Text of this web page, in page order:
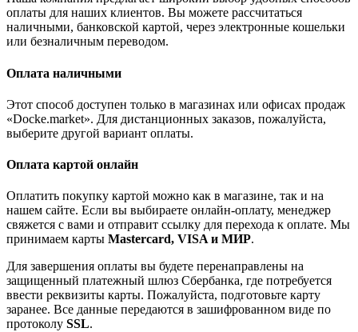
оплаты для наших клиентов. Вы можете рассчитаться
наличными, банковской картой, через электронные кошельки
или безналичным переводом.
Оплата наличными
Этот способ доступен только в магазинах или офисах продаж
«Docke.market». Для дистанционных заказов, пожалуйста,
выберите другой вариант оплаты.
Оплата картой онлайн
Оплатить покупку картой можно как в магазине, так и на
нашем сайте. Если вы выбираете онлайн-оплату, менеджер
свяжется с вами и отправит ссылку для перехода к оплате. Мы
принимаем карты Mastercard, VISA и МИР.
Для завершения оплаты вы будете перенаправлены на
защищенный платежный шлюз Сбербанка, где потребуется
ввести реквизиты карты. Пожалуйста, подготовьте карту
заранее. Все данные передаются в зашифрованном виде по
протоколу SSL.